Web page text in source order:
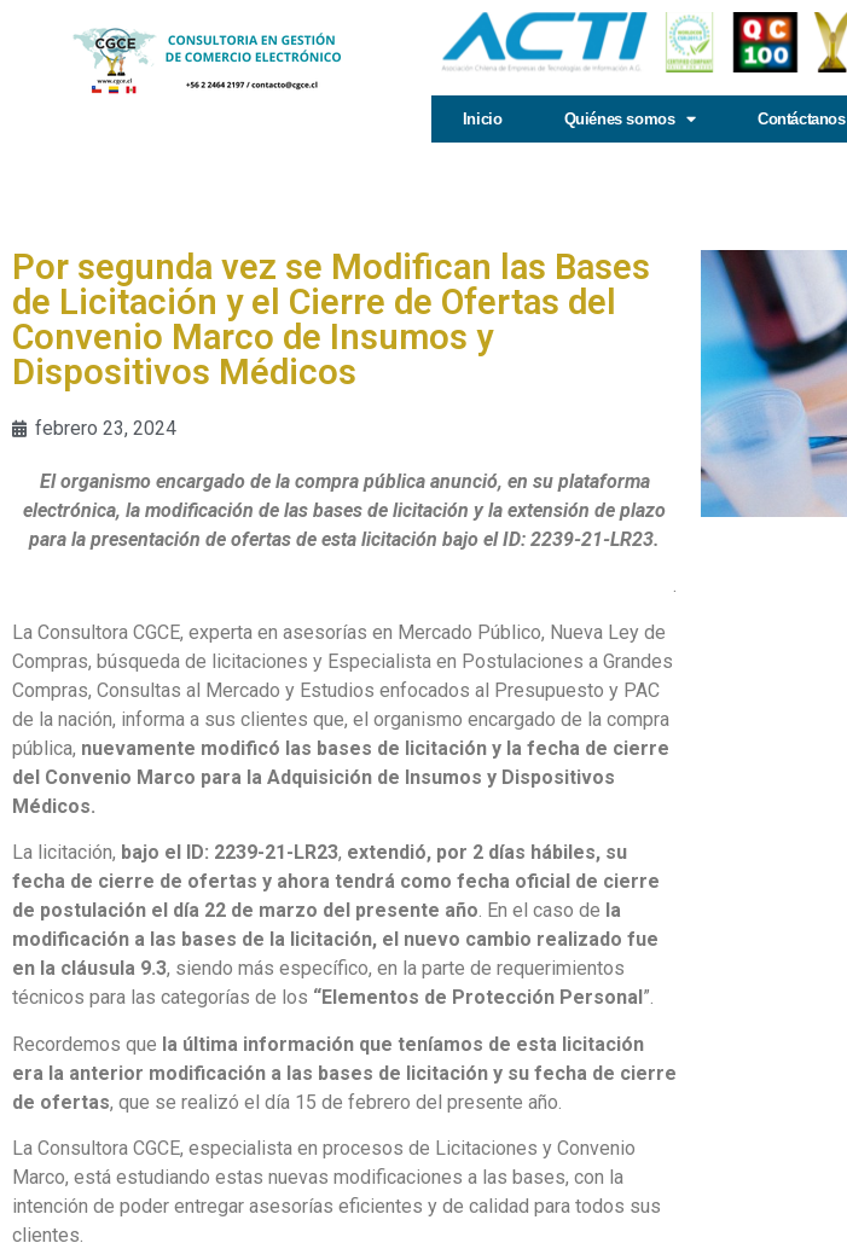
Inicio Quiénes somos Contáctanos
Por segunda vez se Modifican las Bases
de Licitación y el Cierre de Ofertas del
Convenio Marco de Insumos y
Dispositivos Médicos
febrero 23, 2024
El organismo encargado de la compra pública anunció, en su plataforma
electrónica, la modificación de las bases de licitación y la extensión de plazo
para la presentación de ofertas de esta licitación bajo el ID: 2239-21-LR23.
.
La Consultora CGCE, experta en asesorías en Mercado Público, Nueva Ley de
Compras, búsqueda de licitaciones y Especialista en Postulaciones a Grandes
Compras, Consultas al Mercado y Estudios enfocados al Presupuesto y PAC
de la nación, informa a sus clientes que, el organismo encargado de la compra
pública, nuevamente modificó las bases de licitación y la fecha de cierre
del Convenio Marco para la Adquisición de Insumos y Dispositivos
Médicos.
La licitación, bajo el ID: 2239-21-LR23, extendió, por 2 días hábiles, su
fecha de cierre de ofertas y ahora tendrá como fecha oficial de cierre
de postulación el día 22 de marzo del presente año. En el caso de la
modificación a las bases de la licitación, el nuevo cambio realizado fue
en la cláusula 9.3, siendo más específico, en la parte de requerimientos
técnicos para las categorías de los “Elementos de Protección Personal ”.
Recordemos que la última información que teníamos de esta licitación
era la anterior modificación a las bases de licitación y su fecha de cierre
de ofertas, que se realizó el día 15 de febrero del presente año.
La Consultora CGCE, especialista en procesos de Licitaciones y Convenio
Marco, está estudiando estas nuevas modificaciones a las bases, con la
intención de poder entregar asesorías eficientes y de calidad para todos sus
clientes.